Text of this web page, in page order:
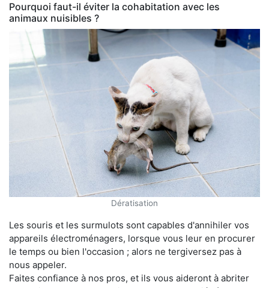
Pourquoi faut-il éviter la cohabitation avec les
animaux nuisibles ?
Dératisation
Les souris et les surmulots sont capables d'annihiler vos
appareils électroménagers, lorsque vous leur en procurer
le temps ou bien l'occasion ; alors ne tergiversez pas à
nous appeler.
Faites confiance à nos pros, et ils vous aideront à abriter